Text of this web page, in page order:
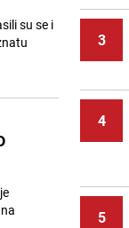
su se i
3
4
5